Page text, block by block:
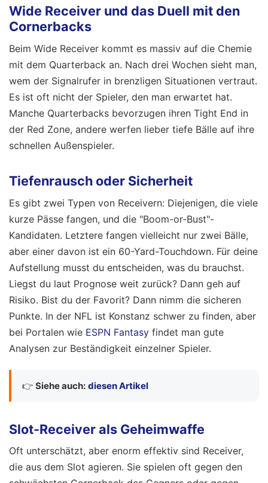
Wide Receiver und das Duell mit den
Cornerbacks
Beim Wide Receiver kommt es massiv auf die Chemie
mit dem Quarterback an. Nach drei Wochen sieht man,
wem der Signalrufer in brenzligen Situationen vertraut.
Es ist oft nicht der Spieler, den man erwartet hat.
Manche Quarterbacks bevorzugen ihren Tight End in
der Red Zone, andere werfen lieber tiefe Bälle auf ihre
schnellen Außenspieler.
Tiefenrausch oder Sicherheit
Es gibt zwei Typen von Receivern: Diejenigen, die viele
kurze Pässe fangen, und die "Boom-or-Bust"-
Kandidaten. Letztere fangen vielleicht nur zwei Bälle,
aber einer davon ist ein 60-Yard-Touchdown. Für deine
Aufstellung musst du entscheiden, was du brauchst.
Liegst du laut Prognose weit zurück? Dann geh auf
Risiko. Bist du der Favorit? Dann nimm die sicheren
Punkte. In der NFL ist Konstanz schwer zu finden, aber
bei Portalen wie ESPN Fantasy findet man gute
Analysen zur Beständigkeit einzelner Spieler.
👉 Siehe auch: diesen Artikel
Slot-Receiver als Geheimwaffe
Oft unterschätzt, aber enorm effektiv sind Receiver,
die aus dem Slot agieren. Sie spielen oft gegen den